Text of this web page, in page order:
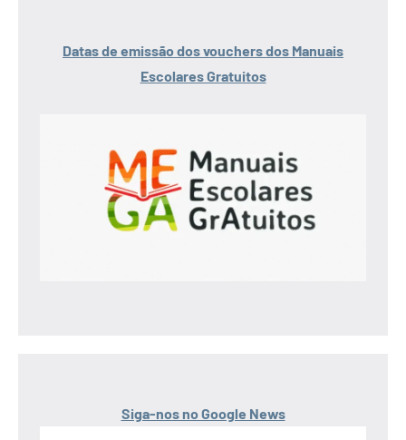
Datas de emissão dos vouchers dos Manuais
Escolares Gratuitos
Siga-nos no Google News